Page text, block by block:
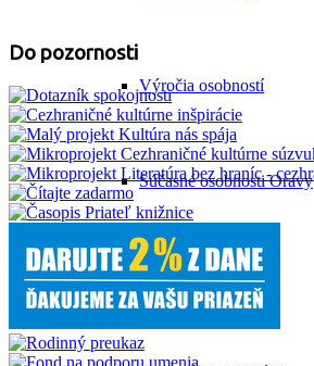
Výročia osobností
Súčasné osobnosti Oravy
Príručná knižnica
Do pozornosti